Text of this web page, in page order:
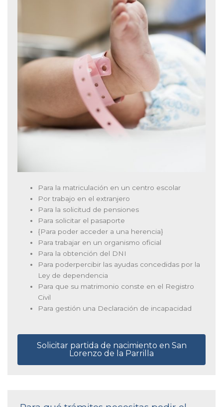
Para la matriculación en un centro escolar
Por trabajo en el extranjero
Para la solicitud de pensiones
Para solicitar el pasaporte
{Para poder acceder a una herencia}
Para trabajar en un organismo oficial
Para la obtención del DNI
Para poderpercibir las ayudas concedidas por la
Ley de dependencia
Para que su matrimonio conste en el Registro
Civil
Para gestión una Declaración de incapacidad
Solicitar partida de nacimiento en San
Lorenzo de la Parrilla